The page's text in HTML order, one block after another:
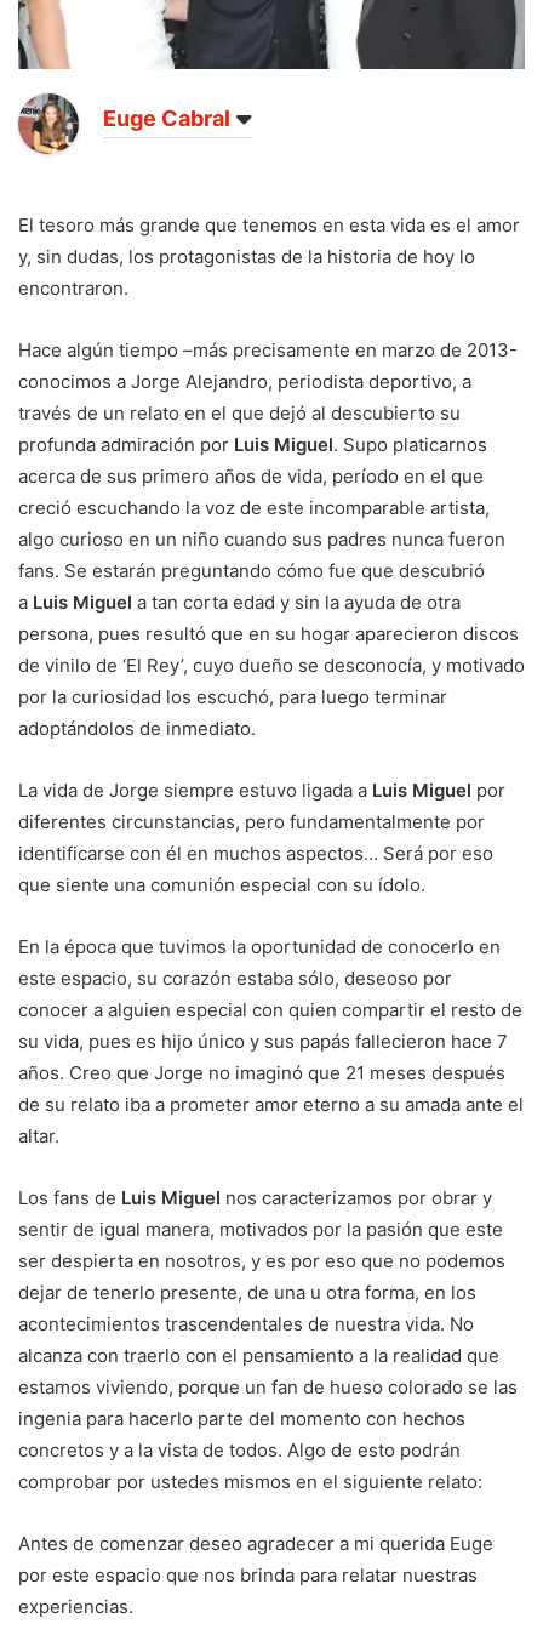
Euge Cabral
El tesoro más grande que tenemos en esta vida es el amor
y, sin dudas, los protagonistas de la historia de hoy lo
encontraron.
Hace algún tiempo –más precisamente en marzo de 2013-
conocimos a Jorge Alejandro, periodista deportivo, a
través de un relato en el que dejó al descubierto su
profunda admiración por Luis Miguel. Supo platicarnos
acerca de sus primero años de vida, período en el que
creció escuchando la voz de este incomparable artista,
algo curioso en un niño cuando sus padres nunca fueron
fans. Se estarán preguntando cómo fue que descubrió
a Luis Miguel a tan corta edad y sin la ayuda de otra
persona, pues resultó que en su hogar aparecieron discos
de vinilo de ‘El Rey’, cuyo dueño se desconocía, y motivado
por la curiosidad los escuchó, para luego terminar
adoptándolos de inmediato.
La vida de Jorge siempre estuvo ligada a Luis Miguel por
diferentes circunstancias, pero fundamentalmente por
identificarse con él en muchos aspectos… Será por eso
que siente una comunión especial con su ídolo.
En la época que tuvimos la oportunidad de conocerlo en
este espacio, su corazón estaba sólo, deseoso por
conocer a alguien especial con quien compartir el resto de
su vida, pues es hijo único y sus papás fallecieron hace 7
años. Creo que Jorge no imaginó que 21 meses después
de su relato iba a prometer amor eterno a su amada ante el
altar.
Los fans de Luis Miguel nos caracterizamos por obrar y
sentir de igual manera, motivados por la pasión que este
ser despierta en nosotros, y es por eso que no podemos
dejar de tenerlo presente, de una u otra forma, en los
acontecimientos trascendentales de nuestra vida. No
alcanza con traerlo con el pensamiento a la realidad que
estamos viviendo, porque un fan de hueso colorado se las
ingenia para hacerlo parte del momento con hechos
concretos y a la vista de todos. Algo de esto podrán
comprobar por ustedes mismos en el siguiente relato:
Antes de comenzar deseo agradecer a mi querida Euge
por este espacio que nos brinda para relatar nuestras
experiencias.